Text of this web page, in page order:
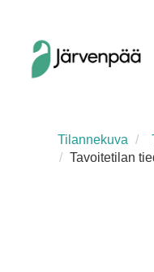
Tilannekuva
Tavoitetilan